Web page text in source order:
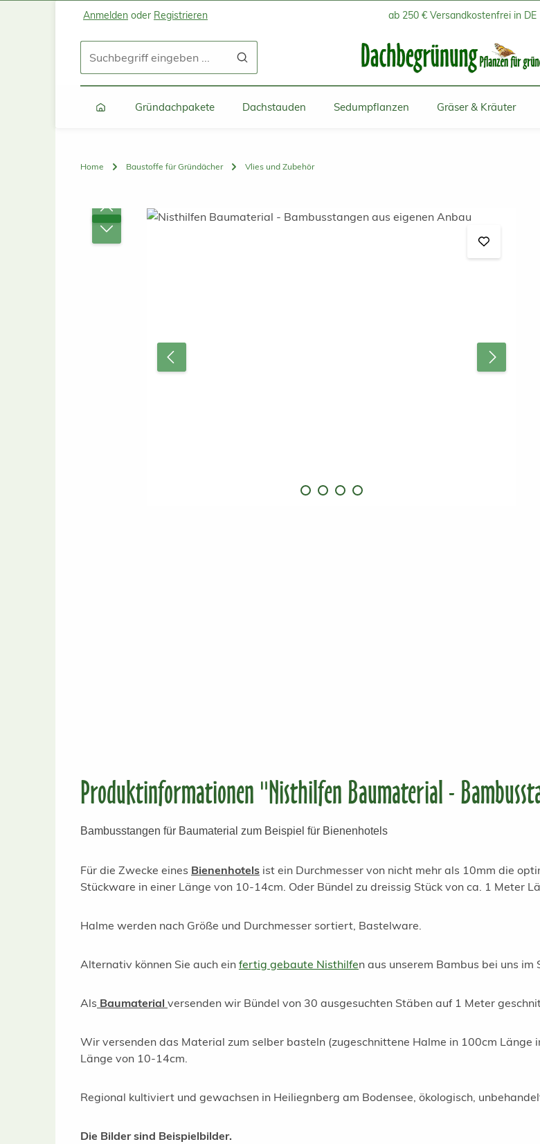
Zum Hauptinhalt springen
Zur Suche springen
Zur Hauptnavigation springen
Anmelden oder Registrieren ab 250 € Versandkostenfrei in DE
Gründachpakete Dachstauden Sedumpflanzen Gräser & Kräuter
Home Baustoffe für Gründächer Vlies und Zubehör
Bildergalerie überspringen
Produktinformationen "Nisthilfen Baumaterial -
Bambusstangen für Baumaterial zum Beispiel für Bienenhotels
Für die Zwecke eines Bienenhotels ist ein Durchmesser von nicht mehr als 10mm die
Stückware in einer Länge von 10-14cm. Oder Bündel zu dreissig Stück von ca. 1 Meter
Halme werden nach Größe und Durchmesser sortiert, Bastelware.
Alternativ können Sie auch ein fertig gebaute Nisthilfen aus unserem Bambus bei uns im
Als Baumaterial versenden wir Bündel von 30 ausgesuchten Stäben auf 1 Meter
Wir versenden das Material zum selber basteln (zugeschnittene Halme in 100cm
Länge von 10-14cm.
Regional kultiviert und gewachsen in Heiliegnberg am Bodensee, ökologisch,
Die Bilder sind Beispielbilder.